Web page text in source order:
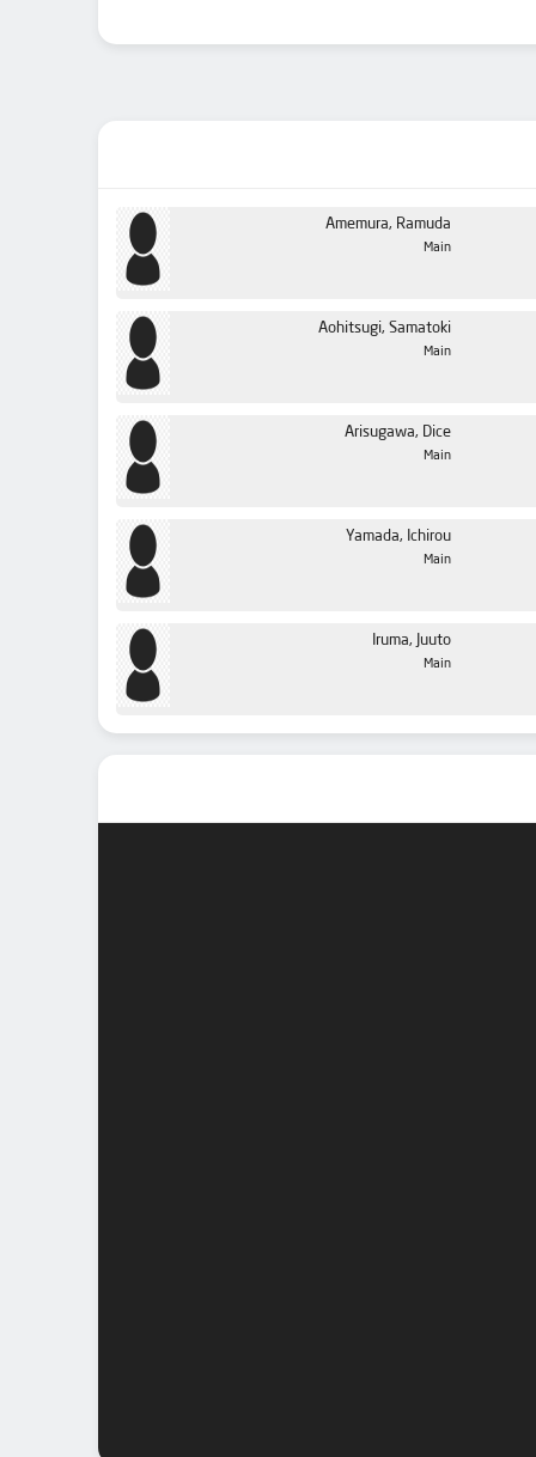
Amemura, Ramuda
Main
Aohitsugi, Samatoki
Main
Arisugawa, Dice
Main
Yamada, Ichirou
Main
Iruma, Juuto
Main